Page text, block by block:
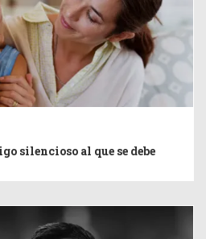
silencioso al que se debe